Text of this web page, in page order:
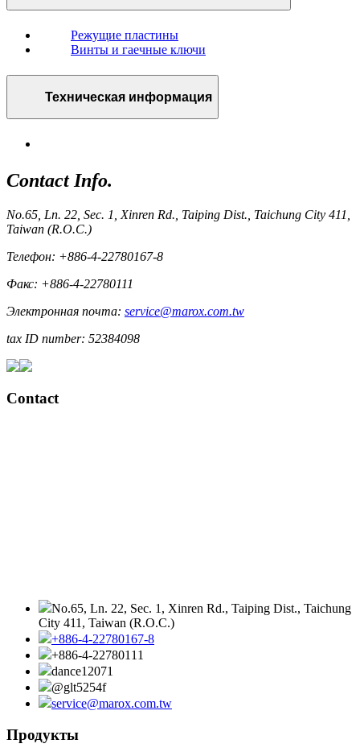
Режущие пластины
Винты и гаечные ключи
Техническая информация
Contact Info.
No.65, Ln. 22, Sec. 1, Xinren Rd., Taiping Dist., Taichung City 411,
Taiwan (R.O.C.)
Телефон: +886-4-22780167-8
Факс: +886-4-22780111
Электронная почта: service@marox.com.tw
tax ID number: 52384098
Contact
No.65, Ln. 22, Sec. 1, Xinren Rd., Taiping Dist., Taichung
City 411, Taiwan (R.O.C.)
+886-4-22780167-8
+886-4-22780111
dance12071
@glt5254f
service@marox.com.tw
Продукты